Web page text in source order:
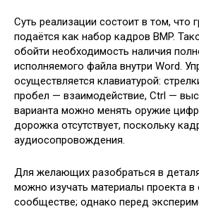
Суть реализации состоит в том, что
подаётся как набор кадров BMP.
обойти необходимость наличия
исполняемого файла внутри Word.
осуществляется клавиатурой:
пробел — взаимодействие, Ctrl —
варианта можно менять оружие
дорожка отсутствует, поскольку
аудиосопровождения.
Для желающих разобраться в
можно изучать материалы проекта в
сообществе; однако перед